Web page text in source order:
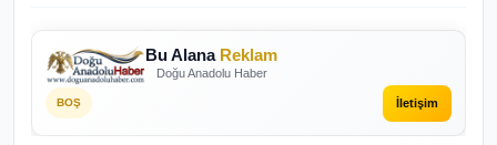
Bu Alana Reklam
Doğu Anadolu Haber
BOŞ İletişim